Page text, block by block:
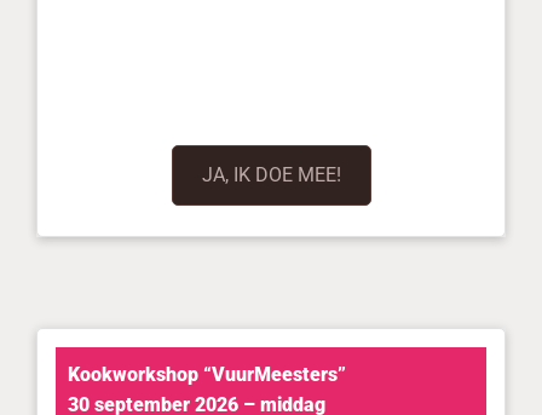
JA, IK DOE MEE!
Kookworkshop “VuurMeesters”
30 september 2026 – middag